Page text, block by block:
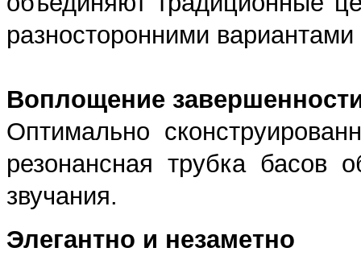
разносторонними
Воплощение
Оптимально
резонансная трубка басов
звучания.
Элегантно и незаметно